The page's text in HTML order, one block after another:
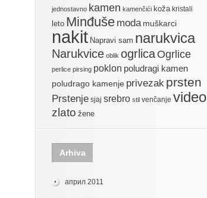
jednostavno kamen kamenčići koža kristali
leto Minđuše moda muškarci
nakit Napravi sam narukvica
Narukvice oblik ogrlicaOgrlice
perlice pirsing poklon poludragi kamen
poludrago kamenje privezak prsten
Prstenje sjaj srebro stil venčanje video
zlato žene
Arhiva
април 2011